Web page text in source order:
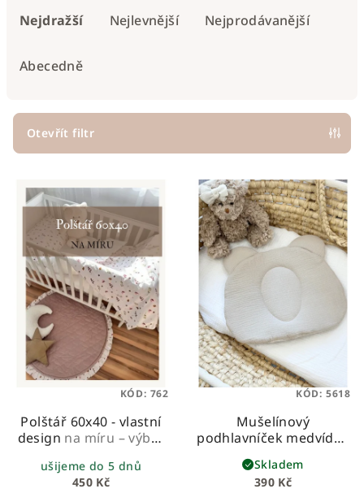
r
Nejdražší Nejlevnější Nejprodávanější
Abecedně
Otevřít filtr
ů
Polštář 60x40 - vlastní
design na míru – výběr
450 Kč
ušijeme do 5 dnů
KÓD: 762
Mušelínový
podhlavníček medvídek
- béžový
390 Kč
Skladem
KÓD: 5618